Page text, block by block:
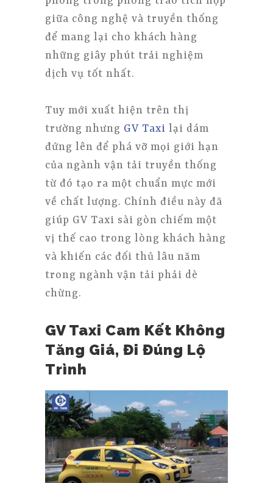
giữa công nghệ và truyền thống
để mang lại cho khách hàng
những giây phút trải nghiệm
dịch vụ tốt nhất.
Tuy mới xuất hiện trên thị
trường nhưng GV Taxi lại dám
đứng lên để phá vỡ mọi giới hạn
của ngành vận tải truyền thống
từ đó tạo ra một chuẩn mực mới
về chất lượng. Chính điều này đã
giúp GV Taxi sài gòn chiếm một
vị thế cao trong lòng khách hàng
và khiến các đối thủ lâu năm
trong ngành vận tải phải dè
chừng.
GV Taxi Cam Kết Không
Tăng Giá, Đi Đúng Lộ
Trình